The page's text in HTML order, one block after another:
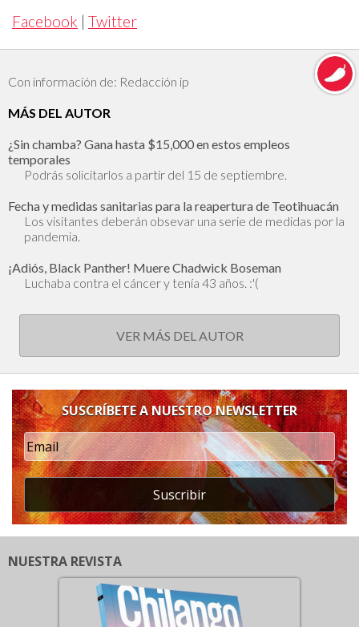
Facebook | Twitter
Con información de: Redacción ip
MÁS DEL AUTOR
¿Sin chamba? Gana hasta $15,000 en estos empleos
temporales
Podrás solicitarlos a partir del 15 de septiembre.
Fecha y medidas sanitarias para la reapertura de Teotihuacán
Los visitantes deberán obsevar una serie de medidas por la
pandemia.
¡Adiós, Black Panther! Muere Chadwick Boseman
Luchaba contra el cáncer y tenía 43 años. :'(
VER MÁS DEL AUTOR
SUSCRÍBETE A NUESTRO NEWSLETTER
Suscribir
NUESTRA REVISTA